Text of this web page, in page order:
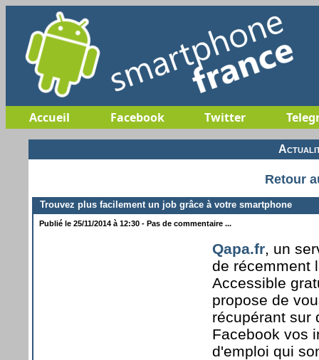
Accueil Facebook Twitter
Retour
Trouvez plus facilement un job grâce à votre smartphone
Publié le 25/11/2014 à 12:30 - Pas de commentaire ...
Qapa.fr, un
de récemment
Accessible
propose de
récupérant sur
Facebook vos
d'emploi qui